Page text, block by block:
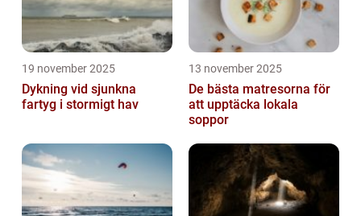
19 november 2025
Dykning vid sjunkna
fartyg i stormigt hav
13 november 2025
De bästa matresorna för
att upptäcka lokala
soppor